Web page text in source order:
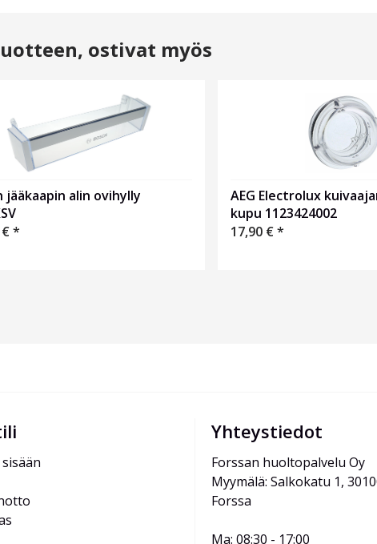
ostivat myös
jääkaapin alin ovihylly
€*
AEG Electrolux
kupu 1123424002
17,90 €*
Yhteystiedot
Forssan huoltopalvelu Oy
Myymälä: Salkokatu 1,
Forssa
Ma: 08:30 - 17:00